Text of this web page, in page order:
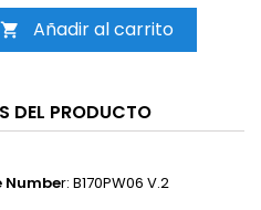
 Añadir al carrito
DEL PRODUCTO
Number: B170PW06 V.2